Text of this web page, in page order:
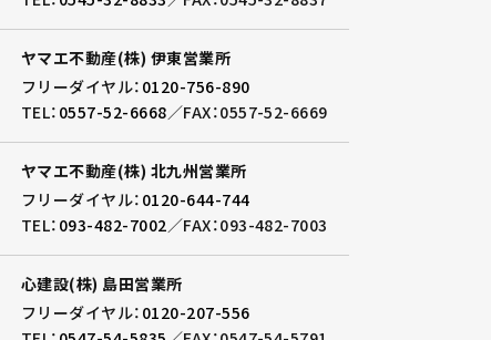
ヤマエ不動産(株) 伊東営業所
フリーダイヤル： 0120-756-890
TEL： 0557-52-6668／FAX：0557-52-6669
ヤマエ不動産(株) 北九州営業所
フリーダイヤル： 0120-644-744
TEL： 093-482-7002／FAX：093-482-7003
心建設(株) 島田営業所
フリーダイヤル： 0120-207-556